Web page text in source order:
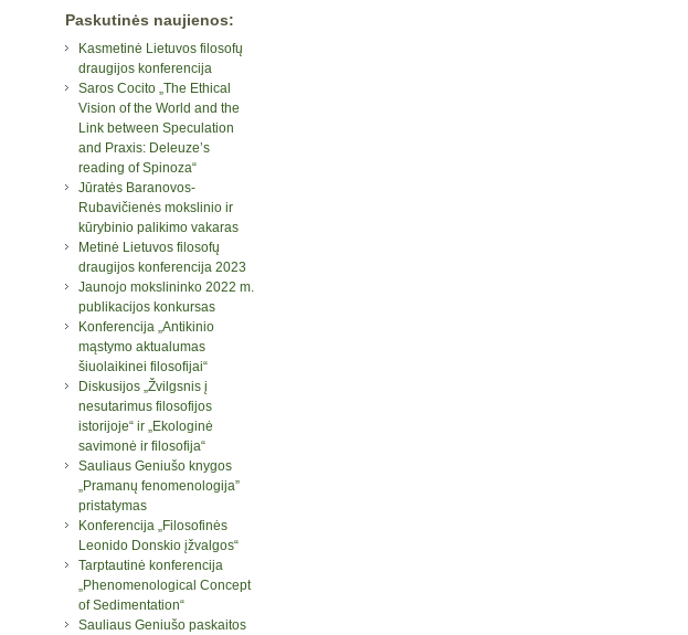
Paskutinės naujienos:
Kasmetinė Lietuvos filosofų
draugijos konferencija
Saros Cocito „The Ethical
Vision of the World and the
Link between Speculation
and Praxis: Deleuze’s
reading of Spinoza“
Jūratės Baranovos-
Rubavičienės mokslinio ir
kūrybinio palikimo vakaras
Metinė Lietuvos filosofų
draugijos konferencija 2023
Jaunojo mokslininko 2022 m.
publikacijos konkursas
Konferencija „Antikinio
mąstymo aktualumas
šiuolaikinei filosofijai“
Diskusijos „Žvilgsnis į
nesutarimus filosofijos
istorijoje“ ir „Ekologinė
savimonė ir filosofija“
Sauliaus Geniušo knygos
„Pramanų fenomenologija”
pristatymas
Konferencija „Filosofinės
Leonido Donskio įžvalgos“
Tarptautinė konferencija
„Phenomenological Concept
of Sedimentation“
Sauliaus Geniušo paskaitos